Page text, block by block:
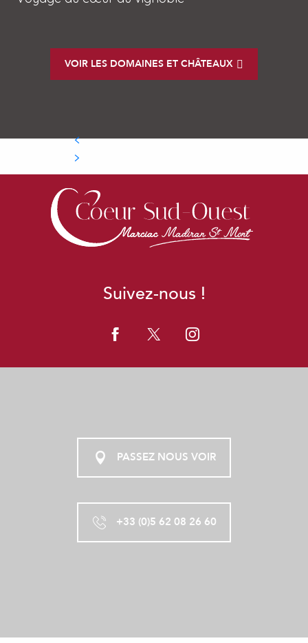
VOIR LES DOMAINES ET CHÂTEAUX
Suivez-nous !
PASSEZ NOUS VOIR
+33 (0)5 62 08 26 60